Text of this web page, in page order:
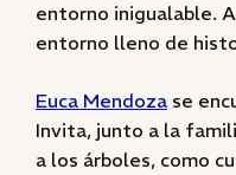
entorno inigualable.
entorno lleno de
Euca Mendoza se
Invita, junto a la
a los árboles, como